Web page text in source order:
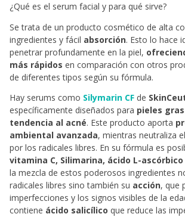
¿Qué es el serum facial y para qué sirve?
Se trata de un producto cosmético de alta
ingredientes y fácil absorción. Esto lo hace
penetrar profundamente en la piel,
más rápidos en comparación con otros
de diferentes tipos según su fórmula.
Hay serums como Silymarin CF de
específicamente diseñados para pieles
tendencia al acné. Este producto aporta
ambiental avanzada, mientras neutraliza
por los radicales libres. En su fórmula es
vitamina C, Silimarina, ácido L-
la mezcla de estos poderosos ingredientes
radicales libres sino también su acción, que
imperfecciones y los signos visibles de la
contiene ácido salicílico que reduce las